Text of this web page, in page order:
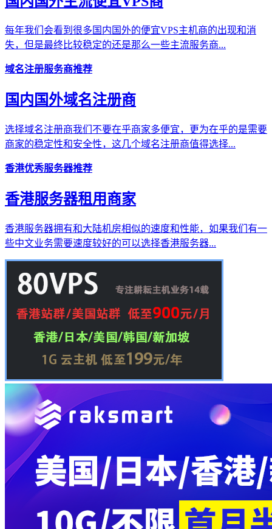
每年我们会看到很多国内国外的便宜VPS主机商的出现和消
失，但是最终比较稳定的还是那么一些主流服务商...
域名注册服务商推荐
国内国外域名注册商
选择域名注册商我们不要在乎商家多便宜，更为在乎的是需要
商家的稳定性和安全性，这几个域名注册商值得选择...
香港优秀服务器推荐
香港服务器租用商家
香港服务器拥有和大陆机房相似的速度和性能，如果我们有一
些中文业务需要速度较好的可以选择香港服务器...